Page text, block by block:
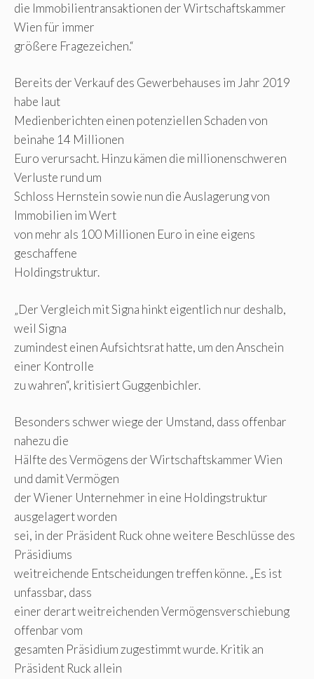
die Immobilientransaktionen der Wirtschaftskammer
Wien für immer
größere Fragezeichen.“
Bereits der Verkauf des Gewerbehauses im Jahr 2019
habe laut
Medienberichten einen potenziellen Schaden von
beinahe 14 Millionen
Euro verursacht. Hinzu kämen die millionenschweren
Verluste rund um
Schloss Hernstein sowie nun die Auslagerung von
Immobilien im Wert
von mehr als 100 Millionen Euro in eine eigens
geschaffene
Holdingstruktur.
„Der Vergleich mit Signa hinkt eigentlich nur deshalb,
weil Signa
zumindest einen Aufsichtsrat hatte, um den Anschein
einer Kontrolle
zu wahren“, kritisiert Guggenbichler.
Besonders schwer wiege der Umstand, dass offenbar
nahezu die
Hälfte des Vermögens der Wirtschaftskammer Wien
und damit Vermögen
der Wiener Unternehmer in eine Holdingstruktur
ausgelagert worden
sei, in der Präsident Ruck ohne weitere Beschlüsse des
Präsidiums
weitreichende Entscheidungen treffen könne. „Es ist
unfassbar, dass
einer derart weitreichenden Vermögensverschiebung
offenbar vom
gesamten Präsidium zugestimmt wurde. Kritik an
Präsident Ruck allein